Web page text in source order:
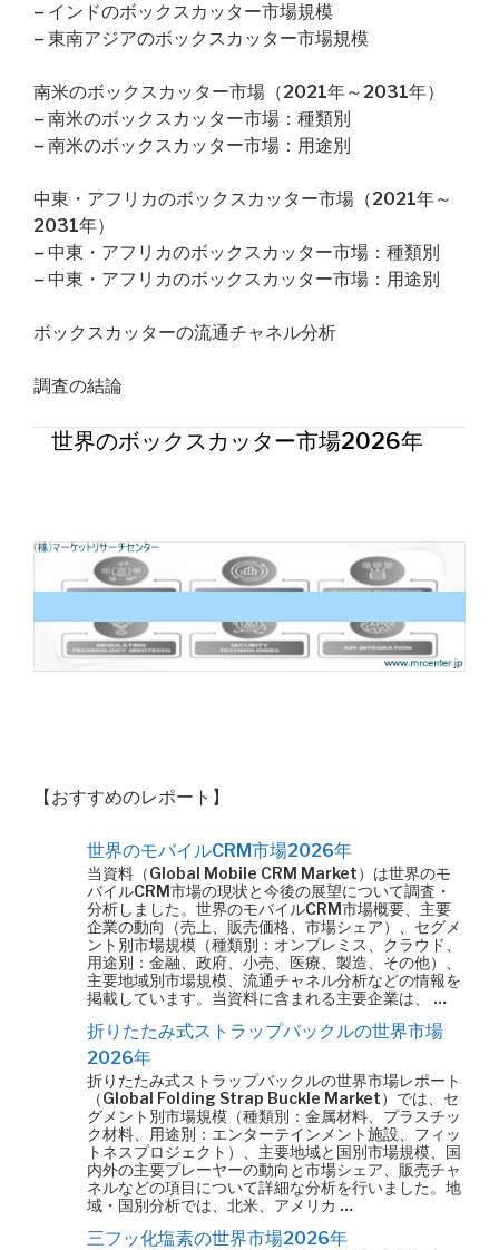
– インドのボックスカッター市場規模
– 東南アジアのボックスカッター市場規模
南米のボックスカッター市場（2021年～2031年）
– 南米のボックスカッター市場：種類別
– 南米のボックスカッター市場：用途別
中東・アフリカのボックスカッター市場（2021年～
2031年）
– 中東・アフリカのボックスカッター市場：種類別
– 中東・アフリカのボックスカッター市場：用途別
ボックスカッターの流通チャネル分析
調査の結論
世界のボックスカッター市場2026年
【おすすめのレポート】
世界のモバイルCRM市場2026年
当資料（Global Mobile CRM Market）は世界のモ
バイルCRM市場の現状と今後の展望について調査・
分析しました。世界のモバイルCRM市場概要、主要
企業の動向（売上、販売価格、市場シェア）、セグメ
ント別市場規模（種類別：オンプレミス、クラウド、
用途別：金融、政府、小売、医療、製造、その他）、
主要地域別市場規模、流通チャネル分析などの情報を
掲載しています。当資料に含まれる主要企業は、 …
折りたたみ式ストラップバックルの世界市場
2026年
折りたたみ式ストラップバックルの世界市場レポート
（Global Folding Strap Buckle Market）では、セ
グメント別市場規模（種類別：金属材料、プラスチッ
ク材料、用途別：エンターテインメント施設、フィッ
トネスプロジェクト）、主要地域と国別市場規模、国
内外の主要プレーヤーの動向と市場シェア、販売チャ
ネルなどの項目について詳細な分析を行いました。地
域・国別分析では、北米、アメリカ …
三フッ化塩素の世界市場2026年